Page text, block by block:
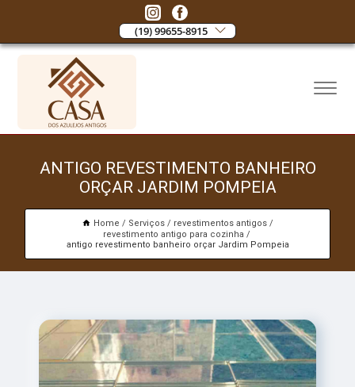
(19) 99655-8915
ANTIGO REVESTIMENTO BANHEIRO
ORÇAR JARDIM POMPEIA
Home Serviços
revestimentos antigos
revestimento antigo para cozinha
antigo revestimento banheiro orçar Jardim Pompeia